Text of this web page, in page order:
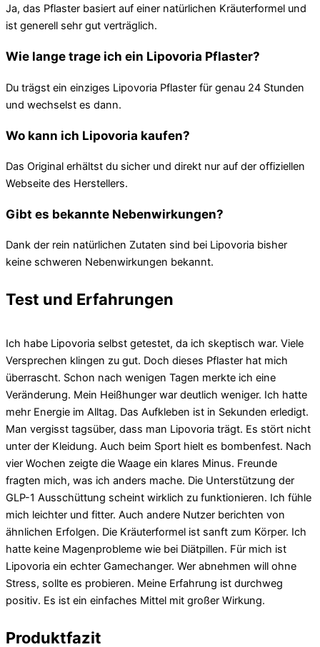
Ja, das Pflaster basiert auf einer natürlichen Kräuterformel und
ist generell sehr gut verträglich.
Wie lange trage ich ein Lipovoria Pflaster?
Du trägst ein einziges Lipovoria Pflaster für genau 24 Stunden
und wechselst es dann.
Wo kann ich Lipovoria kaufen?
Das Original erhältst du sicher und direkt nur auf der offiziellen
Webseite des Herstellers.
Gibt es bekannte Nebenwirkungen?
Dank der rein natürlichen Zutaten sind bei Lipovoria bisher
keine schweren Nebenwirkungen bekannt.
Test und Erfahrungen
Ich habe Lipovoria selbst getestet, da ich skeptisch war. Viele
Versprechen klingen zu gut. Doch dieses Pflaster hat mich
überrascht. Schon nach wenigen Tagen merkte ich eine
Veränderung. Mein Heißhunger war deutlich weniger. Ich hatte
mehr Energie im Alltag. Das Aufkleben ist in Sekunden erledigt.
Man vergisst tagsüber, dass man Lipovoria trägt. Es stört nicht
unter der Kleidung. Auch beim Sport hielt es bombenfest. Nach
vier Wochen zeigte die Waage ein klares Minus. Freunde
fragten mich, was ich anders mache. Die Unterstützung der
GLP-1 Ausschüttung scheint wirklich zu funktionieren. Ich fühle
mich leichter und fitter. Auch andere Nutzer berichten von
ähnlichen Erfolgen. Die Kräuterformel ist sanft zum Körper. Ich
hatte keine Magenprobleme wie bei Diätpillen. Für mich ist
Lipovoria ein echter Gamechanger. Wer abnehmen will ohne
Stress, sollte es probieren. Meine Erfahrung ist durchweg
positiv. Es ist ein einfaches Mittel mit großer Wirkung.
Produktfazit